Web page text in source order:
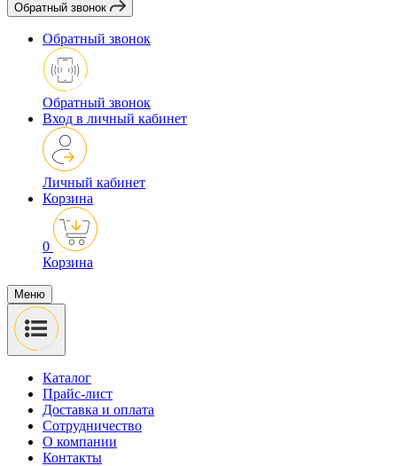
Обратный звонок
Обратный звонок
Обратный звонок
Вход в личный кабинет
Личный кабинет
Корзина
0
Корзина
Меню
Каталог
Прайс-лист
Доставка и оплата
Сотрудничество
О компании
Контакты